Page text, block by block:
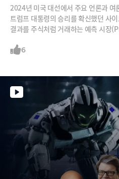
2024년 미국 대선에서 주요 언론과 여
트럼프 대통령의 승리를 확신했던 사
결과를 주식처럼 거래하는 예측 시
글, 세콰이어 캐피털은 물론 뉴욕증권
있습니다.도박과 투자의 경계에 서 있
정보를 실시간으로 반영하는지 알기
6